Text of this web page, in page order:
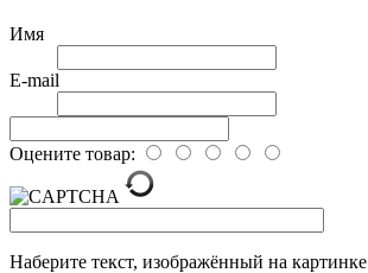
Имя
E-mail
Оцените товар:
Наберите текст, изображённый на картинке